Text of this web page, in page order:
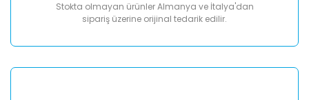
Stokta olmayan ürünler Almanya ve İtalya'dan
sipariş üzerine orijinal tedarik edilir.